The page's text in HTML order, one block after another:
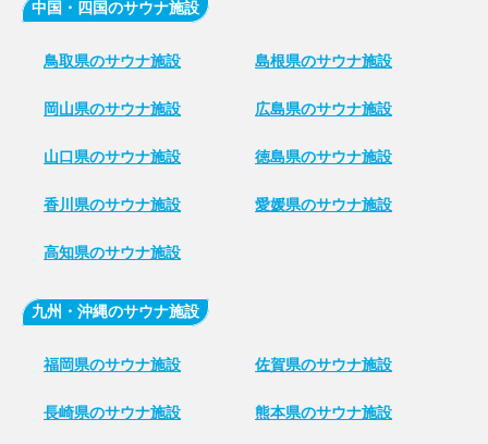
中国・四国のサウナ施設
鳥取県のサウナ施設 島根県のサウナ施設
岡山県のサウナ施設 広島県のサウナ施設
山口県のサウナ施設 徳島県のサウナ施設
香川県のサウナ施設 愛媛県のサウナ施設
高知県のサウナ施設
九州・沖縄のサウナ施設
福岡県のサウナ施設 佐賀県のサウナ施設
長崎県のサウナ施設 熊本県のサウナ施設